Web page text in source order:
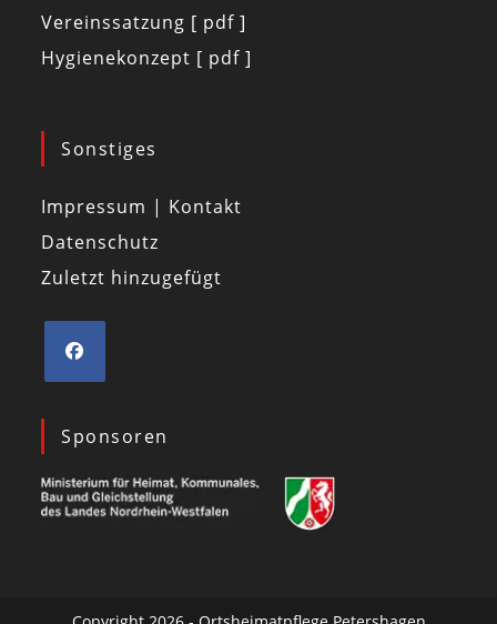
Vereinssatzung [ pdf ]
Hygienekonzept [ pdf ]
Sonstiges
Impressum | Kontakt
Datenschutz
Zuletzt hinzugefügt
Sponsoren